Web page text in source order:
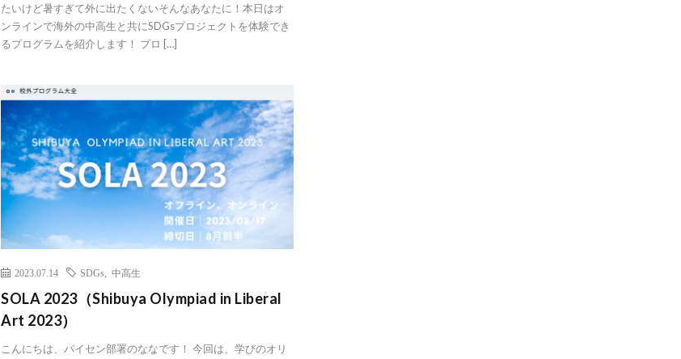
たいけど暑すぎて外に出たくないそんなあなたに！本日はオ
ンラインで海外の中高生と共にSDGsプロジェクトを体験でき
るプログラムを紹介します！ プロ […]
2023.07.14 SDGs ,中高生
SOLA 2023（Shibuya Olympiad in Liberal
Art 2023）
こんにちは、パイセン部署のななです！ 今回は、学びのオリ